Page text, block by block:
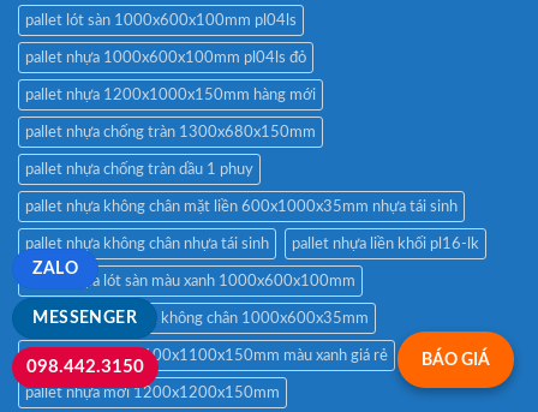
pallet lót sàn 1000x600x100mm pl04ls
pallet nhựa 1000x600x100mm pl04ls đỏ
pallet nhựa 1200x1000x150mm hàng mới
pallet nhựa chống tràn 1300x680x150mm
pallet nhựa chống tràn dầu 1 phuy
pallet nhựa không chân mặt liền 600x1000x35mm nhựa tái sinh
pallet nhựa không chân nhựa tái sinh pallet nhựa liền khối pl16-lk
pallet nhựa lót sàn màu xanh 1000x600x100mm
pallet nhựa mặt liền không chân 1000x600x35mm
pallet nhựa mới 1100x1100x150mm màu xanh giá rẻ
pallet nhựa mới 1200x1200x150mm
BÁO GIÁ
MESSENGER
ZALO
098.442.3150